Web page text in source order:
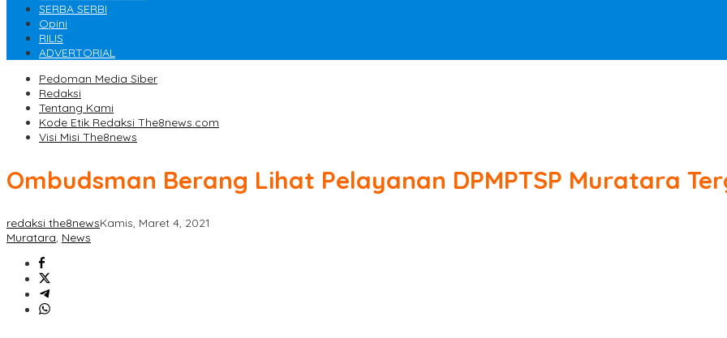
SERBA SERBI
Opini
RILIS
ADVERTORIAL
Pedoman Media Siber
Redaksi
Tentang Kami
Kode Etik Redaksi The8news.com
Visi Misi The8news
Ombudsman Berang Lihat Pelayanan DPMPTSP Muratara
redaksi the8newsKamis, Maret 4, 2021
Muratara, News